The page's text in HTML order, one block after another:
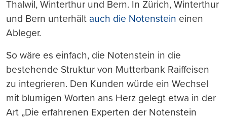
Thalwil, Winterthur und Bern. In Zürich, Winterthur
und Bern unterhält auch die Notenstein einen
Ableger.
So wäre es einfach, die Notenstein in die
bestehende Struktur von Mutterbank Raiffeisen
zu integrieren. Den Kunden würde ein Wechsel
mit blumigen Worten ans Herz gelegt etwa in der
Art „Die erfahrenen Experten der Notenstein